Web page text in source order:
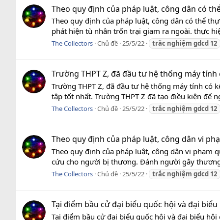
Theo quy định của pháp luật, công dân có
Theo quy định của pháp luật, công dân có thể
phát hiện tù nhân trốn trại giam ra ngoài. thực
The Collectors Chủ đề 25/5/22 trắc nghiệm gdcd 12
Trường THPT Z, đã đầu tư hệ thống máy
Trường THPT Z, đã đầu tư hệ thống máy tính có
tập tốt nhất. Trường THPT Z đã tạo điều kiện
The Collectors Chủ đề 25/5/22 trắc nghiệm gdcd 12
Theo quy định của pháp luật, công dân vi
Theo quy định của pháp luật, công dân vi phạm
cứu cho người bị thương. Đánh người gây
The Collectors Chủ đề 25/5/22 trắc nghiệm gdcd 12
Tại điểm bầu cử đại biểu quốc hội và đại
Tại điểm bầu cử đại biểu quốc hội và đại biểu